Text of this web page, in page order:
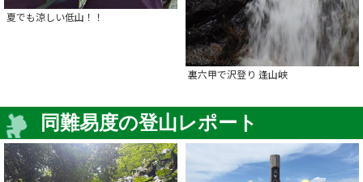
夏でも涼しい低山！！
裏六甲で沢登り 逢山峡
同難易度の登山レポート